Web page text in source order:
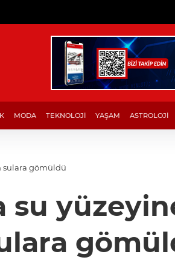
MODA TEKNOLOJİ YAŞAM ASTROLOJİ
sulara gömüldü
su